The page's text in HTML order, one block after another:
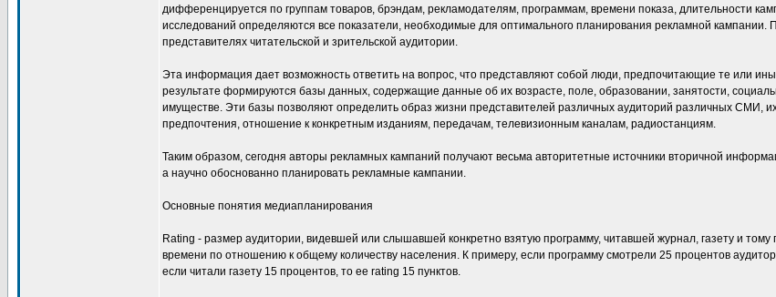
дифференцируется по группам товаров, брэндам, рекламодателям, программам, времени показа, длительности
исследований определяются все показатели, необходимые для оптимального планирования рекламной
представителях читательской и зрительской аудитории.
Эта информация дает возможность ответить на вопрос, что представляют собой люди, предпочитающие те или
результате формируются базы данных, содержащие данные об их возрасте, поле, образовании, занятости,
имуществе. Эти базы позволяют определить образ жизни представителей различных аудиторий различных СМИ,
предпочтения, отношение к конкретным изданиям, передачам, телевизионным каналам, радиостанциям.
Таким образом, сегодня авторы рекламных кампаний получают весьма авторитетные источники вторичной
а научно обоснованно планировать рекламные кампании.
Основные понятия медиапланирования
Rating - размер аудитории, видевшей или слышавшей конкретно взятую программу, читавшей журнал, газету и
времени по отношению к общему количеству населения. К примеру, если программу смотрели 25 процентов
если читали газету 15 процентов, то ее rating 15 пунктов.